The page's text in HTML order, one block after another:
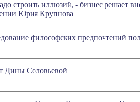
строить иллюзий, - бизнес решает
Юрия Крупнова
философских предпочтений
Дины Соловьевой